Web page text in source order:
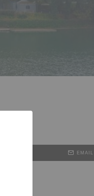
EMAIL